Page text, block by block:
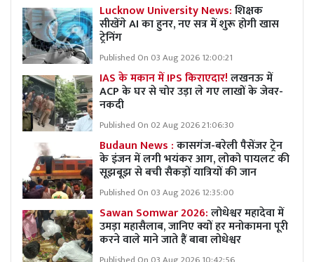
Lucknow University News:शिक्षक
सीखेंगे AI का हुनर, नए सत्र में शुरू होगी खास
ट्रेनिंग
Published On 03 Aug 2026 12:00:21
IAS के मकान में IPS किराएदार!लखनऊ में
ACP के घर से चोर उड़ा ले गए लाखों के जेवर-
नकदी
Published On 02 Aug 2026 21:06:30
Budaun News :कासगंज-बरेली पैसेंजर ट्रेन
के इंजन में लगी भयंकर आग, लोको पायलट की
सूझबूझ से बची सैकड़ों यात्रियों की जान
Published On 03 Aug 2026 12:35:00
Sawan Somwar 2026:लोधेश्वर महादेवा में
उमड़ा महासैलाब, जानिए क्यों हर मनोकामना पूरी
करने वाले माने जाते हैं बाबा लोधेश्वर